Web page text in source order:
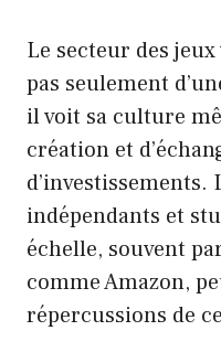
Le secteur des
pas seulement
il voit sa culture
création et
d’investissements.
indépendants et
échelle, souvent
comme Amazon,
répercussions de